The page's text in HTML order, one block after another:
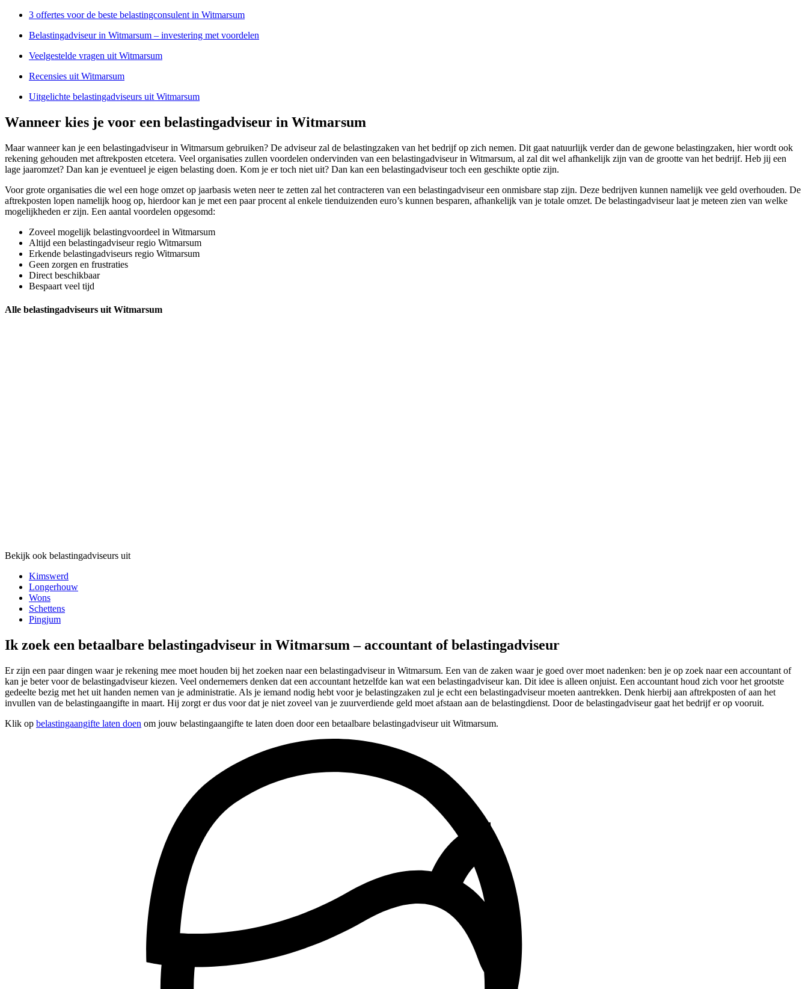
3 offertes voor de beste belastingconsulent in Witmarsum
Belastingadviseur in Witmarsum – investering met voordelen
Veelgestelde vragen uit Witmarsum
Recensies uit Witmarsum
Uitgelichte belastingadviseurs uit Witmarsum
Wanneer kies je voor een belastingadviseur in Witmarsum
Maar wanneer kan je een belastingadviseur in Witmarsum gebruiken? De adviseur zal de belastingzaken van het bedrijf op zich nemen. Dit gaat natuurlijk verder dan de gewone belastingzaken, hier wordt ook
rekening gehouden met aftrekposten etcetera. Veel organisaties zullen voordelen ondervinden van een belastingadviseur in Witmarsum, al zal dit wel afhankelijk zijn van de grootte van het bedrijf. Heb jij een
lage jaaromzet? Dan kan je eventueel je eigen belasting doen. Kom je er toch niet uit? Dan kan een belastingadviseur toch een geschikte optie zijn.
Voor grote organisaties die wel een hoge omzet op jaarbasis weten neer te zetten zal het contracteren van een belastingadviseur een onmisbare stap zijn. Deze bedrijven kunnen namelijk vee geld overhouden. De
aftrekposten lopen namelijk hoog op, hierdoor kan je met een paar procent al enkele tienduizenden euro’s kunnen besparen, afhankelijk van je totale omzet. De belastingadviseur laat je meteen zien van welke
mogelijkheden er zijn. Een aantal voordelen opgesomd:
Zoveel mogelijk belastingvoordeel in Witmarsum
Altijd een belastingadviseur regio Witmarsum
Erkende belastingadviseurs regio Witmarsum
Geen zorgen en frustraties
Direct beschikbaar
Bespaart veel tijd
Alle belastingadviseurs uit Witmarsum
Bekijk ook belastingadviseurs uit
Kimswerd
Longerhouw
Wons
Schettens
Pingjum
Ik zoek een betaalbare belastingadviseur in Witmarsum – accountant of belastingadviseur
Er zijn een paar dingen waar je rekening mee moet houden bij het zoeken naar een belastingadviseur in Witmarsum. Een van de zaken waar je goed over moet nadenken: ben je op zoek naar een accountant of
kan je beter voor de belastingadviseur kiezen. Veel ondernemers denken dat een accountant hetzelfde kan wat een belastingadviseur kan. Dit idee is alleen onjuist. Een accountant houd zich voor het grootste
gedeelte bezig met het uit handen nemen van je administratie. Als je iemand nodig hebt voor je belastingzaken zul je echt een belastingadviseur moeten aantrekken. Denk hierbij aan aftrekposten of aan het
invullen van de belastingaangifte in maart. Hij zorgt er dus voor dat je niet zoveel van je zuurverdiende geld moet afstaan aan de belastingdienst. Door de belastingadviseur gaat het bedrijf er op vooruit.
Klik op belastingaangifte laten doen om jouw belastingaangifte te laten doen door een betaalbare belastingadviseur uit Witmarsum.